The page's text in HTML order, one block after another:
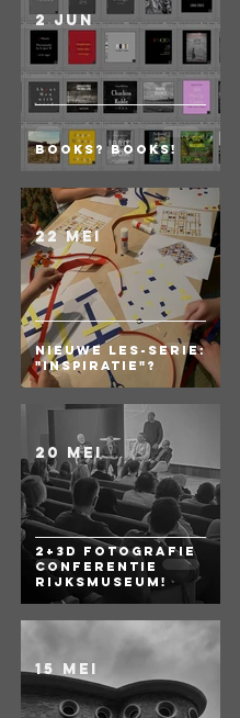
Books? BOOKS!
2 jun
Nieuwe les-serie:
"Inspiratie"?
22 mei
2+3D Fotografie
Conferentie
Rijksmuseum!
20 mei
15 mei